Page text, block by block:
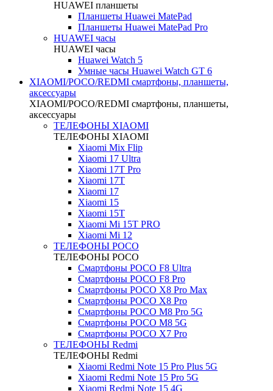
HUAWEI планшеты
Планшеты Huawei MatePad
Планшеты Huawei MatePad Pro
HUAWEI часы
HUAWEI часы
Huawei Watch 5
Умные часы Huawei Watch GT 6
XIAOMI/POCO/REDMI cмартфоны, планшеты,
аксессуары
XIAOMI/POCO/REDMI cмартфоны, планшеты,
аксессуары
ТЕЛЕФОНЫ XIAOMI
ТЕЛЕФОНЫ XIAOMI
Xiaomi Mix Flip
Xiaomi 17 Ultra
Xiaomi 17T Pro
Xiaomi 17T
Xiaomi 17
Xiaomi 15
Xiaomi 15T
Xiaomi Mi 15T PRO
Xiaomi Mi 12
ТЕЛЕФОНЫ POCO
ТЕЛЕФОНЫ POCO
Смартфоны POCO F8 Ultra
Смартфоны POCO F8 Pro
Смартфоны POCO X8 Pro Max
Смартфоны POCO X8 Pro
Смартфоны POCO M8 Pro 5G
Смартфоны POCO M8 5G
Смартфоны POCO X7 Pro
ТЕЛЕФОНЫ Redmi
ТЕЛЕФОНЫ Redmi
Xiaomi Redmi Note 15 Pro Plus 5G
Xiaomi Redmi Note 15 Pro 5G
Xiaomi Redmi Note 15 4G